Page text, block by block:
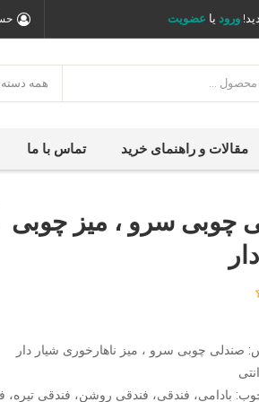
ورود یا عضویت
همه
مقالات و راهنمای خرید تماس با ما
چوبی سرو ، میز چوبی
صندلی چوبی سرو ، میز ناهارخوری شیار دار
بادامی، فندقی، فندقی روشن، فندقی تیره،